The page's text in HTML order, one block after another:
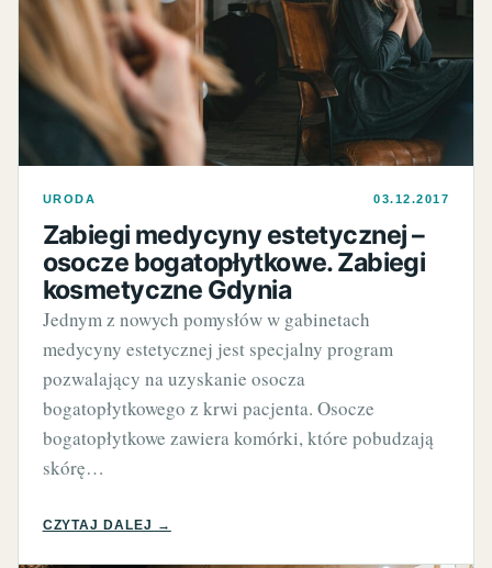
URODA 03.12.2017
Zabiegi medycyny estetycznej –
osocze bogatopłytkowe. Zabiegi
kosmetyczne Gdynia
Jednym z nowych pomysłów w gabinetach
medycyny estetycznej jest specjalny program
pozwalający na uzyskanie osocza
bogatopłytkowego z krwi pacjenta. Osocze
bogatopłytkowe zawiera komórki, które pobudzają
skórę…
CZYTAJ DALEJ →